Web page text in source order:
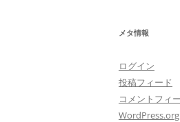
メタ情報
ログイン
投稿フィード
コメントフィ
WordPress.org